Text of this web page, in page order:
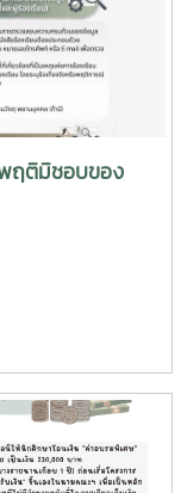
พฤติมิชอบของ